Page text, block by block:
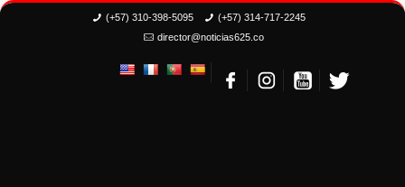
(+57) 310-398-5095
(+57) 314-717-2245
director@noticias625.co